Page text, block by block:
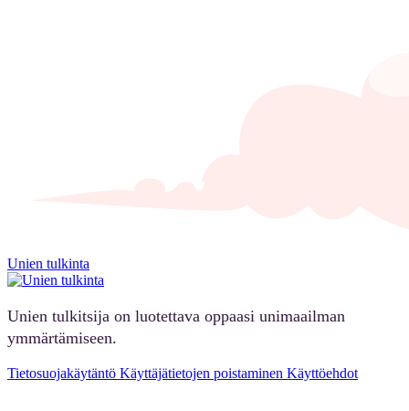
Unien tulkinta
Unien tulkitsija on luotettava oppaasi unimaailman
ymmärtämiseen.
Tietosuojakäytäntö Käyttäjätietojen poistaminen Käyttöehdot